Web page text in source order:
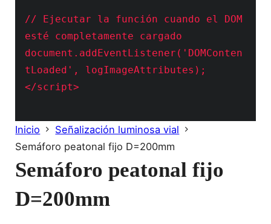
// Ejecutar la función cuando el DOM
esté completamente cargado
document.addEventListener('DOMConten
tLoaded', logImageAttributes);
</script>
Inicio
Señalización luminosa vial
Semáforo peatonal fijo D=200mm
Semáforo peatonal fijo
D=200mm